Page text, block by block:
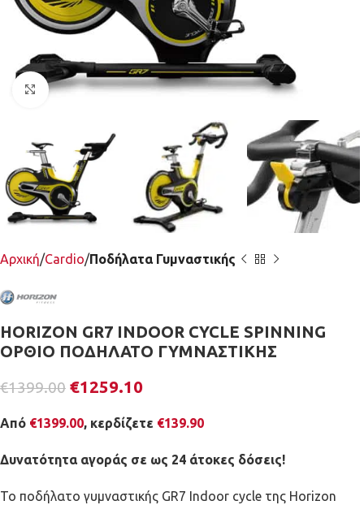
Κλικ για μεγέθυνση
Αρχική Cardio Ποδήλατα Γυμναστικής
HORIZON GR7 INDOOR CYCLE SPINNING
ΟΡΘΙΟ ΠΟΔΗΛΑΤΟ ΓΥΜΝΑΣΤΙΚΗΣ
€1399.00 €1259.10
Από €1399.00, κερδίζετε €139.90
Δυνατότητα αγοράς σε ως 24 άτοκες δόσεις!
Το ποδήλατο γυμναστικής GR7 Indoor cycle της Horizon